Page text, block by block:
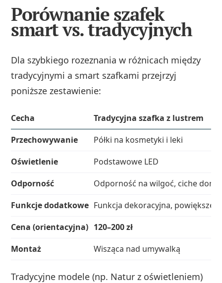
Porównanie szafek
smart vs. tradycyjnych
Dla szybkiego rozeznania w różnicach między
tradycyjnymi a smart szafkami przejrzyj
poniższe zestawienie:
Cecha
Tradycyjna szafka z lustrem
Przechowywanie
Półki na kosmetyki i leki
Oświetlenie
Podstawowe LED
Odporność
Odporność na wilgoć, ciche
Funkcje dodatkowe Funkcja dekoracyjna,
Cena (orientacyjna) 120–200 zł
Montaż
Wisząca nad umywalką
Tradycyjne modele (np. Natur z oświetleniem)